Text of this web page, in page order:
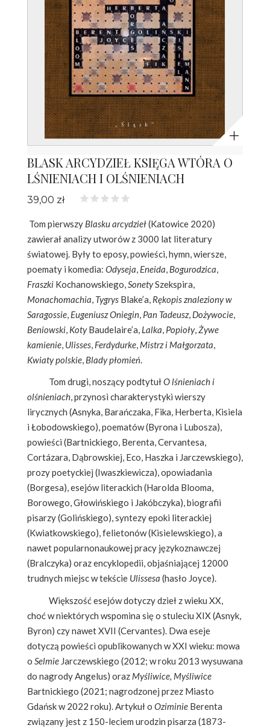
Powiększ
BLASK ARCYDZIEŁ KSIĘGA WTÓRA O
LŚNIENIACH I OLŚNIENIACH
39,00 zł
Tom pierwszy Blasku arcydzieł(Katowice 2020)
zawierał analizy utworów z 3000 lat literatury
światowej. Były to eposy, powieści, hymn, wiersze,
poematy i komedia: Odyseja, Eneida, Bogurodzica,
Fraszki Kochanowskiego,SonetySzekspira,
Monachomachia, Tygrys Blake’a, Rękopis znaleziony w
Saragossie, Eugeniusz Oniegin, Pan Tadeusz, Dożywocie,
Beniowski, KotyBaudelaire’a, Lalka, Popioły,Żywe
kamienie, Ulisses, Ferdydurke, Mistrz i Małgorzata,
Kwiaty polskie, Blady płomień.
Tom drugi, noszący podtytułO lśnieniach i
olśnieniach, przynosi charakterystyki wierszy
lirycznych (Asnyka, Barańczaka, Fika, Herberta, Kisiela
i Łobodowskiego), poematów (Byrona i Lubosza),
powieści (Bartnickiego, Berenta, Cervantesa,
Cortázara, Dąbrowskiej, Eco, Haszka i Jarczewskiego),
prozy poetyckiej (Iwaszkiewicza), opowiadania
(Borgesa), esejów literackich (Harolda Blooma,
Borowego, Głowińskiego i Jakóbczyka), biografii
pisarzy (Golińskiego), syntezy epoki literackiej
(Kwiatkowskiego), felietonów (Kisielewskiego), a
nawet popularnonaukowej pracy językoznawczej
(Bralczyka) oraz encyklopedii, objaśniającej 12000
trudnych miejsc w tekście Ulissesa (hasło Joyce).
Większość esejów dotyczy dzieł z wieku XX,
choć w niektórych wspomina się o stuleciu XIX (Asnyk,
Byron) czy nawet XVII (Cervantes). Dwa eseje
dotyczą powieści opublikowanych w XXI wieku: mowa
o Selmie Jarczewskiego (2012; w roku 2013 wysuwana
do nagrody Angelus) oraz Myśliwice, Myśliwice
Bartnickiego (2021; nagrodzonej przez Miasto
Gdańsk w 2022 roku). Artykuł o Oziminie Berenta
związany jest z 150-leciem urodzin pisarza (1873-